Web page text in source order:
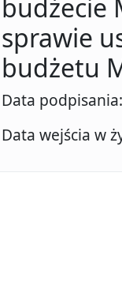
budżecie
sprawie
budżetu
Data
Data wejścia w